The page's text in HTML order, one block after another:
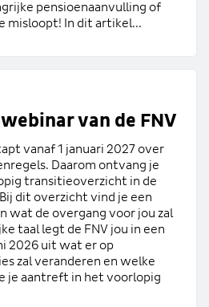
pensioenaanvulling of
misloopt! In dit artikel...
van de FNV
vanaf 1 januari 2027 over
Daarom ontvang je
transitieoverzicht in de
dit overzicht vind je een
wat de overgang voor jou zal
taal legt de FNV jou in een
2026 uit wat er op
zal veranderen en welke
je aantreft in het voorlopig